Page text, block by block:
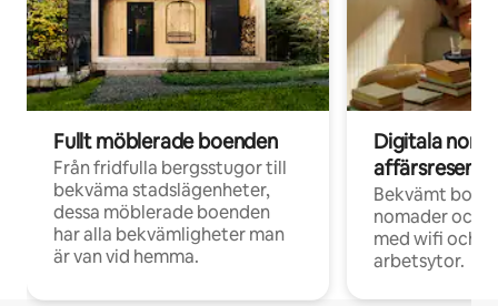
Fullt möblerade boenden
Från fridfulla bergsstugor till
bekväma stadslägenheter,
dessa möblerade boenden
har alla bekvämligheter man
är van vid hemma.
Digitala
Bekvämt
nomader och
med wifi och
arbetsytor.